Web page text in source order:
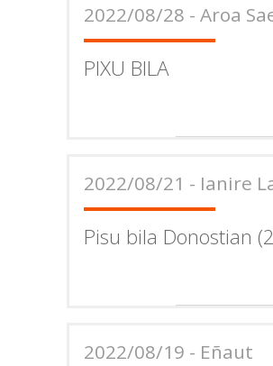
2022/08/28 - Aroa
PIXU BILA
2022/08/21 - Ianire
Pisu bila Donostian
2022/08/19 - Eñaut